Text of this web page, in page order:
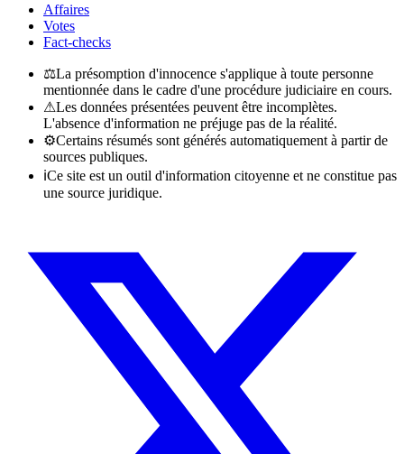
Affaires
Votes
Fact-checks
⚖La présomption d'innocence s'applique à toute personne
mentionnée dans le cadre d'une procédure judiciaire en cours.
⚠Les données présentées peuvent être incomplètes.
L'absence d'information ne préjuge pas de la réalité.
⚙Certains résumés sont générés automatiquement à partir de
sources publiques.
ℹCe site est un outil d'information citoyenne et ne constitue pas
une source juridique.